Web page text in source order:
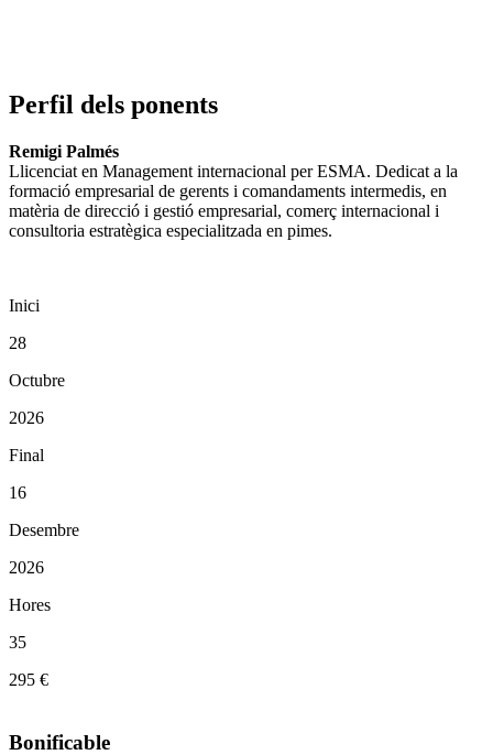
Perfil dels ponents
Remigi Palmés
Llicenciat en Management internacional per ESMA. Dedicat a la
formació empresarial de gerents i comandaments intermedis, en
matèria de direcció i gestió empresarial, comerç internacional i
consultoria estratègica especialitzada en pimes.
Inici
28
Octubre
2026
Final
16
Desembre
2026
Hores
35
295 €
Bonificable